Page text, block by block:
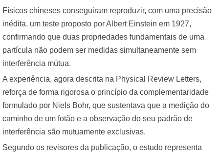
Físicos chineses conseguiram reproduzir, com uma precisão
inédita, um teste proposto por Albert Einstein em 1927,
confirmando que duas propriedades fundamentais de uma
partícula não podem ser medidas simultaneamente sem
interferência mútua.
A experiência, agora descrita na Physical Review Letters,
reforça de forma rigorosa o princípio da complementaridade
formulado por Niels Bohr, que sustentava que a medição do
caminho de um fotão e a observação do seu padrão de
interferência são mutuamente exclusivas.
Segundo os revisores da publicação, o estudo representa